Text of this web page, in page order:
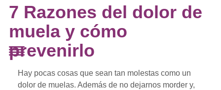
7 Razones del dolor de
muela y cómo
prevenirlo
Hay pocas cosas que sean tan molestas como un
dolor de muelas. Además de no dejarnos morder y,